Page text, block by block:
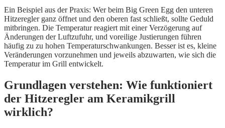
Ein Beispiel aus der Praxis: Wer beim Big Green Egg den unteren
Hitzeregler ganz öffnet und den oberen fast schließt, sollte Geduld
mitbringen. Die Temperatur reagiert mit einer Verzögerung auf
Änderungen der Luftzufuhr, und voreilige Justierungen führen
häufig zu zu hohen Temperaturschwankungen. Besser ist es, kleine
Veränderungen vorzunehmen und jeweils abzuwarten, wie sich die
Temperatur im Grill entwickelt.
Grundlagen verstehen: Wie funktioniert
der Hitzeregler am Keramikgrill
wirklich?